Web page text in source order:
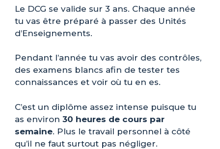
Le DCG se valide sur 3 ans. Chaque année
tu vas être préparé à passer des Unités
d’Enseignements.
Pendant l’année tu vas avoir des contrôles,
des examens blancs afin de tester tes
connaissances et voir où tu en es.
C’est un diplôme assez intense puisque tu
as environ 30 heures de cours par
semaine. Plus le travail personnel à côté
qu’il ne faut surtout pas négliger.